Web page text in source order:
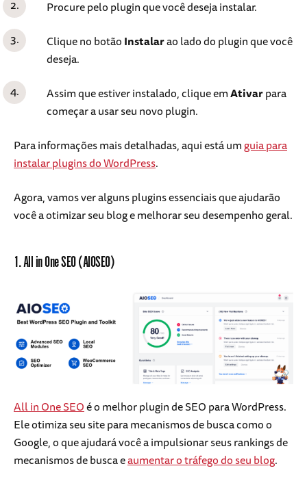
Procure pelo plugin que você deseja instalar.
Clique no botãoInstalarao lado do plugin que você
deseja.
Assim que estiver instalado, clique emAtivarpara
começar a usar seu novo plugin.
Para informações mais detalhadas, aqui está umguia para
instalar plugins do WordPress.
Agora, vamos ver alguns plugins essenciais que ajudarão
você a otimizar seu blog e melhorar seu desempenho geral.
1. All in One SEO (AIOSEO)
All in One SEOé o melhor plugin de SEO para WordPress.
Ele otimiza seu site para mecanismos de busca como o
Google, o que ajudará você a impulsionar seus rankings de
mecanismos de busca eaumentar o tráfego do seu blog.